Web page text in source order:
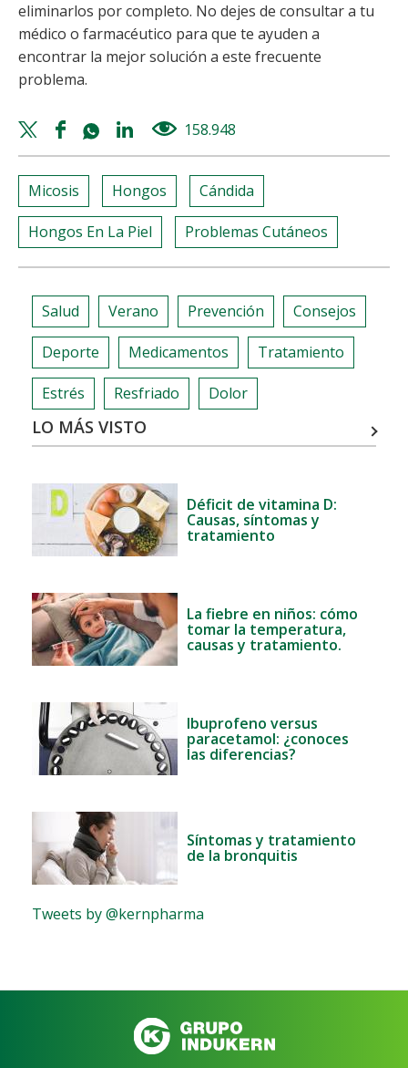
eliminarlos por completo. No dejes de consultar a tu
médico o farmacéutico para que te ayuden a
encontrar la mejor solución a este frecuente
problema.
Twitter
share
Facebook
share
Whatsapp
share
Linkedin
share
158.948
Micosis Hongos Cándida
Hongos En La Piel Problemas Cutáneos
Salud Verano Prevención Consejos
Deporte Medicamentos Tratamiento
Estrés Resfriado Dolor
LO MÁS VISTO
Déficit de vitamina D:
Causas, síntomas y
tratamiento
La fiebre en niños: cómo
tomar la temperatura,
causas y tratamiento.
Ibuprofeno versus
paracetamol: ¿conoces
las diferencias?
Síntomas y tratamiento
de la bronquitis
Tweets by @kernpharma